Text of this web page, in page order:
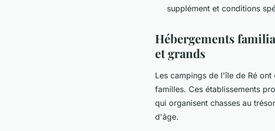
supplément et conditions
Hébergements
et grands
Les campings de l'île de Ré
familles. Ces établissements
qui organisent chasses au
d'âge.